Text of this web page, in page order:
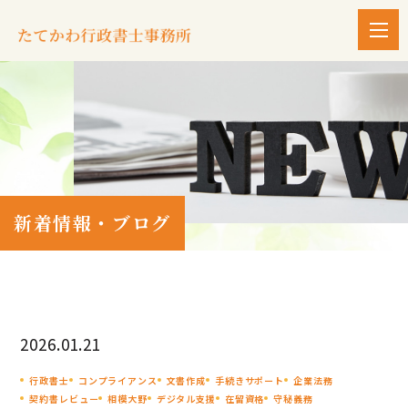
新着情報・ブログ
2026.01.21
行政書士 コンプライアンス 文書作成 手続きサポート
企業法務
契約書レビュー
相模大野 デジタル支援 在留資格 守秘義務